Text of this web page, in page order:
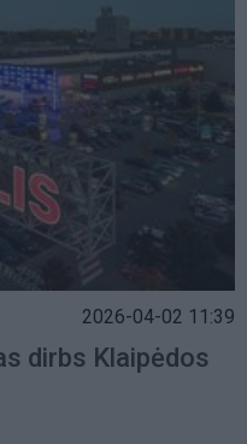
2026-04-02 11:39
dirbs Klaipėdos